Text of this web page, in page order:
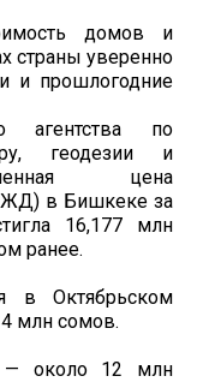
домов и
страны уверенно
и прошлогодние
агентства по
геодезии и
цена
в Бишкеке за
16,177 млн
ранее.
в Октябрьском
млн сомов.
— около 12 млн